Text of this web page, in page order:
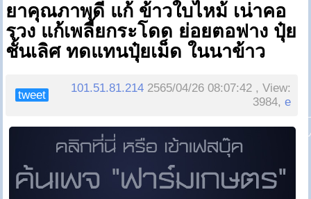
ยาคุณภาพดี แก้ ข้าวใบไหม้ เน่าคอ
รวง แก้เพลี้ยกระโดด ย่อยตอฟาง ปุ๋ย
ชั้นเลิศ ทดแทนปุ๋ยเม็ด ในนาข้าว
tweet
101.51.81.214 2565/04/26 08:07:42 , View:
3984,e